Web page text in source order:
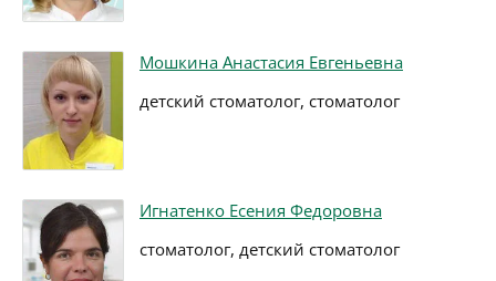
Мошкина Анастасия Евгеньевна
детский стоматолог, стоматолог
Игнатенко Есения Федоровна
стоматолог, детский стоматолог